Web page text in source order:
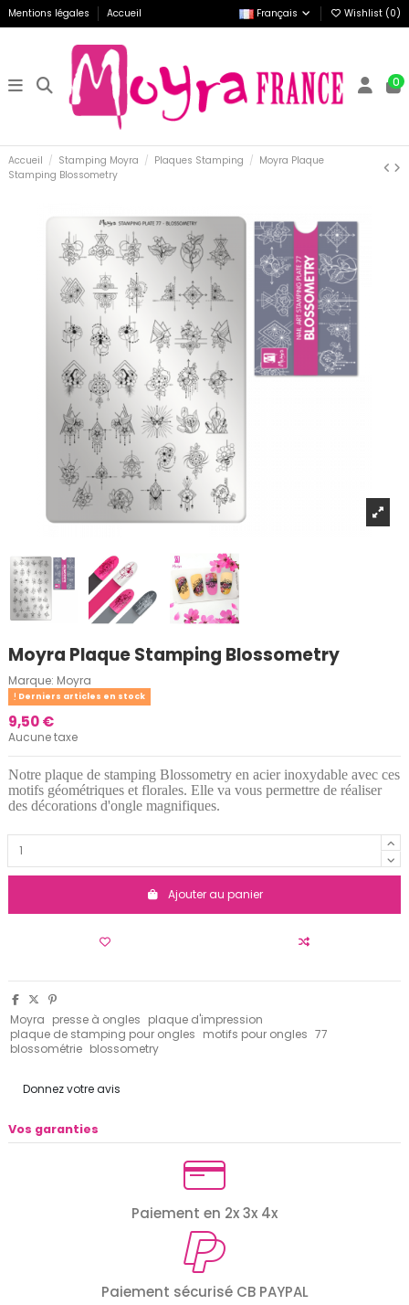
Mentions légales Accueil Français Wishlist (0)
0
Accueil Stamping Moyra Plaques Stamping
Moyra Plaque
Stamping Blossometry
Moyra Plaque Stamping Blossometry
Marque: Moyra
Derniers articles en stock
9,50 €
Aucune taxe
Notre plaque de stamping Blossometry en acier inoxydable avec ces
motifs géométriques et florales. Elle va vous permettre de réaliser
des décorations d'ongle magnifiques.
Ajouter au panier
Moyra presse à ongles plaque d'impression
plaque de stamping pour ongles motifs pour ongles 77
blossométrie blossometry
Donnez votre avis
Vos garanties
Paiement en 2x 3x 4x
Paiement sécurisé CB PAYPAL